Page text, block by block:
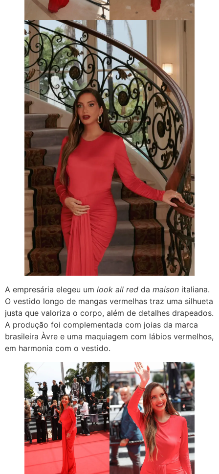
A empresária elegeu um look all red da maison italiana.
O vestido longo de mangas vermelhas traz uma silhueta
justa que valoriza o corpo, além de detalhes drapeados.
A produção foi complementada com joias da marca
brasileira Àvre e uma maquiagem com lábios vermelhos,
em harmonia com o vestido.